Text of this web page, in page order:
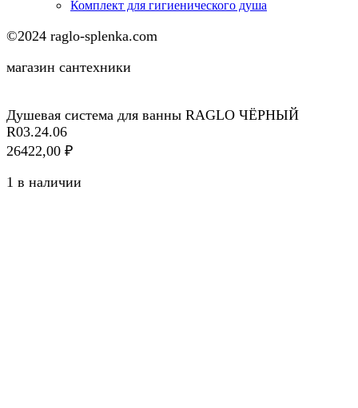
Комплект для гигиенического душа
©2024 raglo-splenka.com
магазин сантехники
Душевая система для ванны RAGLO ЧЁРНЫЙ
R03.24.06
26422,00 ₽
1 в наличии